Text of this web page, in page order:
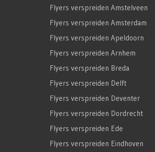
Flyers verspreiden Amstelveen
Flyers verspreiden Amsterdam
Flyers verspreiden Apeldoorn
Flyers verspreiden Arnhem
Flyers verspreiden Breda
Flyers verspreiden Delft
Flyers verspreiden Deventer
Flyers verspreiden Dordrecht
Flyers verspreiden Ede
Flyers verspreiden Eindhoven